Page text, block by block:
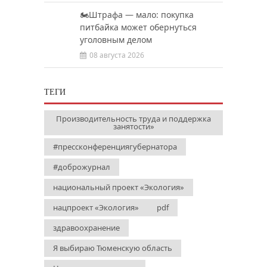
🏍️Штрафа — мало: покупка
питбайка может обернуться
уголовным делом
08 августа 2026
ТЕГИ
Производительность труда и поддержка
занятости»
#прессконференциягубернатора
#доброжурнал
национальный проект «Экология»
нацпроект «Экология»
pdf
здравоохранение
Я выбираю Тюменскую область